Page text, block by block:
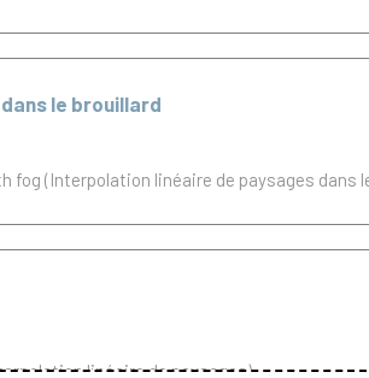
le brouillard
fog (Interpolation linéaire de paysages dans
linéaire de paysages)